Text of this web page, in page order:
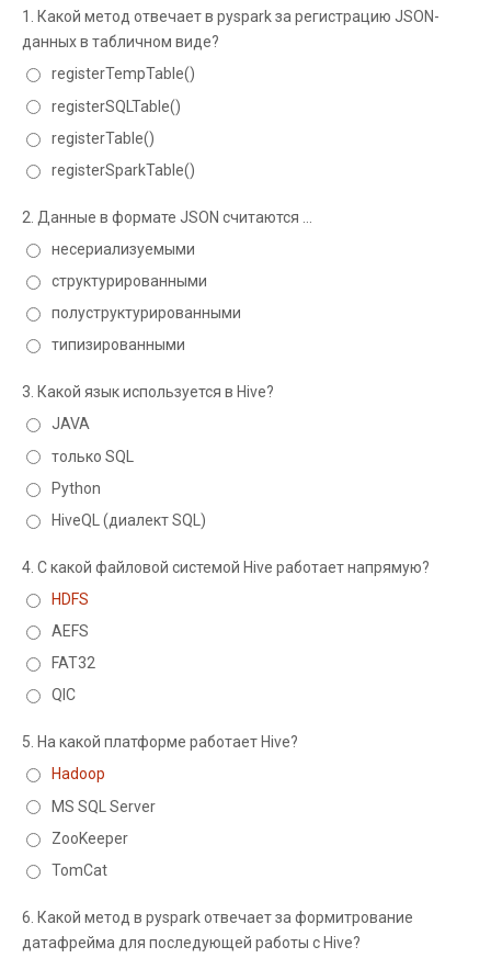
1. Какой метод отвечает в pyspark за регистрацию JSON-
данных в табличном виде?
registerTempTable()
registerSQLTable()
registerTable()
registerSparkTable()
2. Данные в формате JSON считаются …
несериализуемыми
структурированными
полуструктурированными
типизированными
3. Какой язык используется в Hive?
JAVA
только SQL
Python
HiveQL (диалект SQL)
4. С какой файловой системой Hive работает напрямую?
HDFS
AEFS
FAT32
QIC
5. На какой платформе работает Hive?
Hadoop
MS SQL Server
ZooKeeper
TomCat
6. Какой метод в pyspark отвечает за формитрование
датафрейма для последующей работы с Hive?